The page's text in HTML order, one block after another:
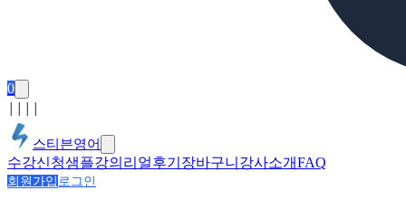
0
스티븐영어
수강신청샘플강의 리얼후기 장바구니 강사소개FAQ
회원가입 로그인